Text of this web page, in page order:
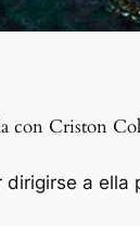
con Criston
a